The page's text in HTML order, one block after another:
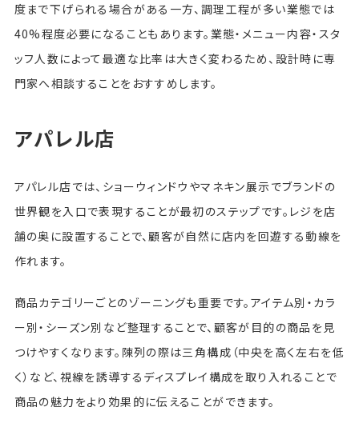
度まで下げられる場合がある一方、調理工程が多い業態では
40%程度必要になることもあります。業態・メニュー内容・スタ
ッフ人数によって最適な比率は大きく変わるため、設計時に専
門家へ相談することをおすすめします。
アパレル店
アパレル店では、ショーウィンドウやマネキン展示でブランドの
世界観を入口で表現することが最初のステップです。レジを店
舗の奥に設置することで、顧客が自然に店内を回遊する動線を
作れます。
商品カテゴリーごとのゾーニングも重要です。アイテム別・カラ
ー別・シーズン別など整理することで、顧客が目的の商品を見
つけやすくなります。陳列の際は三角構成（中央を高く左右を低
く）など、視線を誘導するディスプレイ構成を取り入れることで
商品の魅力をより効果的に伝えることができます。